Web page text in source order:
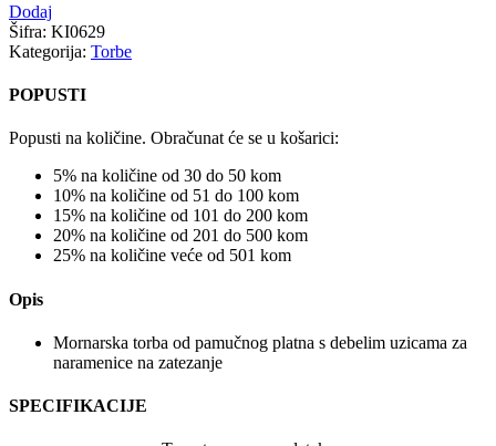
Dodaj
Šifra: KI0629
Kategorija: Torbe
POPUSTI
Popusti na količine. Obračunat će se u košarici:
5% na količine od 30 do 50 kom
10% na količine od 51 do 100 kom
15% na količine od 101 do 200 kom
20% na količine od 201 do 500 kom
25% na količine veće od 501 kom
Opis
Mornarska torba od pamučnog platna s debelim uzicama za
naramenice na zatezanje
SPECIFIKACIJE